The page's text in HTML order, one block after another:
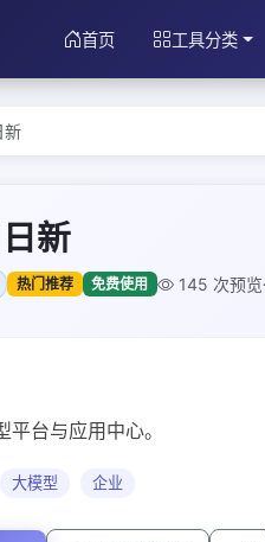
首页 工具分类
新
新
热门推荐 免费使用 145 次预览
台与应用中心。
大模型 企业